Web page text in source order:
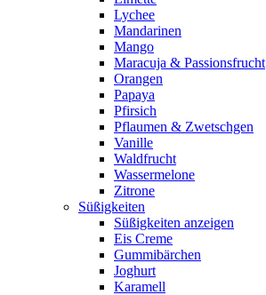
Lychee
Mandarinen
Mango
Maracuja & Passionsfrucht
Orangen
Papaya
Pfirsich
Pflaumen & Zwetschgen
Vanille
Waldfrucht
Wassermelone
Zitrone
Süßigkeiten
Süßigkeiten anzeigen
Eis Creme
Gummibärchen
Joghurt
Karamell